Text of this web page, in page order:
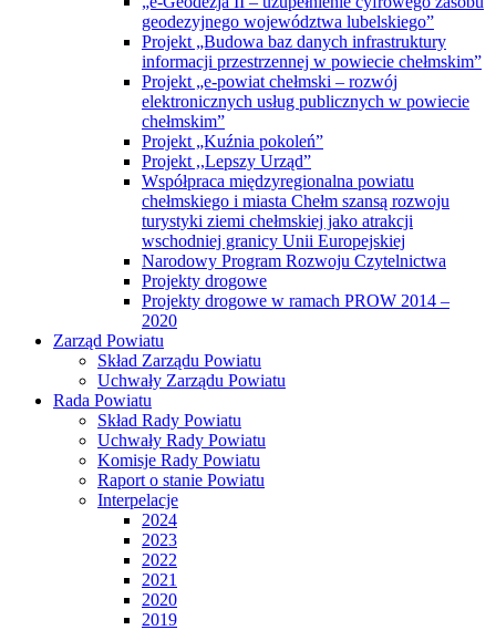
geodezyjnego województwa lubelskiego”
Projekt „Budowa baz danych infrastruktury
informacji przestrzennej w powiecie chełmskim”
Projekt „e-powiat chełmski – rozwój
elektronicznych usług publicznych w powiecie
chełmskim”
Projekt „Kuźnia pokoleń”
Projekt ,,Lepszy Urząd”
Współpraca międzyregionalna powiatu
chełmskiego i miasta Chełm szansą rozwoju
turystyki ziemi chełmskiej jako atrakcji
wschodniej granicy Unii Europejskiej
Narodowy Program Rozwoju Czytelnictwa
Projekty drogowe
Projekty drogowe w ramach PROW 2014 –
2020
Zarząd Powiatu
Skład Zarządu Powiatu
Uchwały Zarządu Powiatu
Rada Powiatu
Skład Rady Powiatu
Uchwały Rady Powiatu
Komisje Rady Powiatu
Raport o stanie Powiatu
Interpelacje
2024
2023
2022
2021
2020
2019